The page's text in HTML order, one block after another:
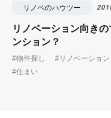
リノベのハウツー
リノベーション向き
ンション？
#物件探し #リノベーション
#住まい